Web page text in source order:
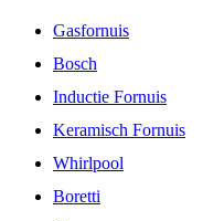
Gasfornuis
Bosch
Inductie Fornuis
Keramisch Fornuis
Whirlpool
Boretti